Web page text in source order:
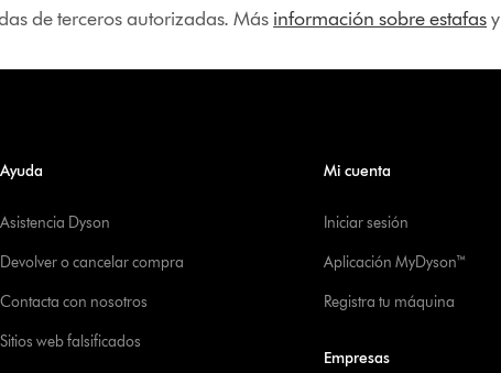
de terceros autorizadas. Más información sobre estafasy
Ayuda
Asistencia Dyson
Devolver o cancelar compra
Contacta con nosotros
Sitios web falsificados
Mi cuenta
Iniciar sesión
Aplicación MyDyson™
Registra tu máquina
Empresas